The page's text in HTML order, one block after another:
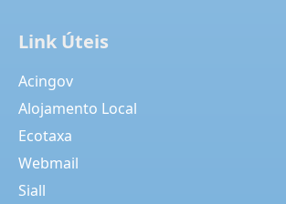
Link Úteis
Acingov
Alojamento Local
Ecotaxa
Webmail
Siall